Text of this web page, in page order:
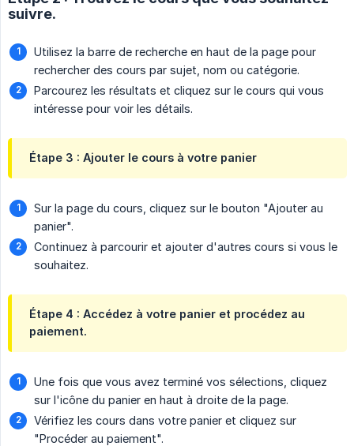
suivre.
Utilisez la barre de recherche en haut de la page pour
rechercher des cours par sujet, nom ou catégorie.
Parcourez les résultats et cliquez sur le cours qui vous
intéresse pour voir les détails.
Étape 3 : Ajouter le cours à votre panier
Sur la page du cours, cliquez sur le bouton "Ajouter au
panier".
Continuez à parcourir et ajouter d'autres cours si vous le
souhaitez.
Étape 4 : Accédez à votre panier et procédez au
paiement.
Une fois que vous avez terminé vos sélections, cliquez
sur l'icône du panier en haut à droite de la page.
Vérifiez les cours dans votre panier et cliquez sur
"Procéder au paiement".